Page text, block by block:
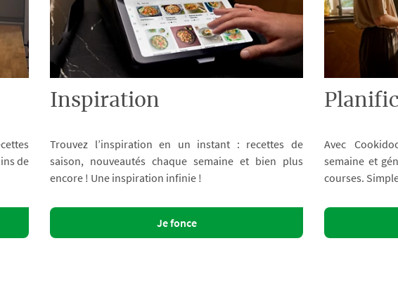
de
Inspiration
Trouvez l’inspiration en un instant : recettes de
saison, nouveautés chaque semaine et bien plus
encore ! Une inspiration infinie !
Je fonce
Avec
semaine et
courses.